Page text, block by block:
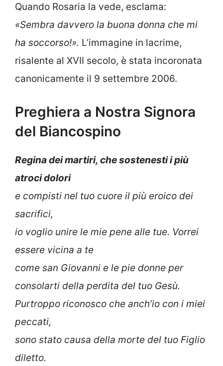
Quando Rosaria la vede, esclama:
«Sembra davvero la buona donna che mi
ha soccorso!». L’immagine in lacrime,
risalente al XVII secolo, è stata incoronata
canonicamente il 9 settembre 2006.
Preghiera a Nostra Signora
del Biancospino
Regina dei martiri, che sostenesti i più
atroci dolori
e compisti nel tuo cuore il più eroico dei
sacrifici,
io voglio unire le mie pene alle tue. Vorrei
essere vicina a te
come san Giovanni e le pie donne per
consolarti della perdita del tuo Gesù.
Purtroppo riconosco che anch’io con i miei
peccati,
sono stato causa della morte del tuo Figlio
diletto.